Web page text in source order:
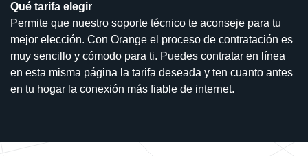
Qué tarifa elegir
Permite que nuestro soporte técnico te aconseje para tu
mejor elección. Con Orange el proceso de contratación es
muy sencillo y cómodo para ti. Puedes contratar en línea
en esta misma página la tarifa deseada y ten cuanto antes
en tu hogar la conexión más fiable de internet.